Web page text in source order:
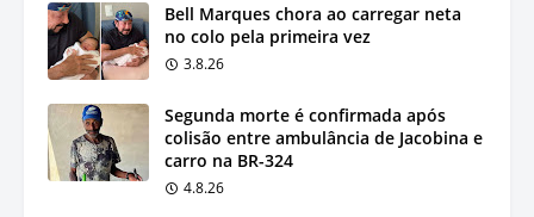
Bell Marques chora ao carregar neta
no colo pela primeira vez
3.8.26
Segunda morte é confirmada após
colisão entre ambulância de Jacobina e
carro na BR-324
4.8.26